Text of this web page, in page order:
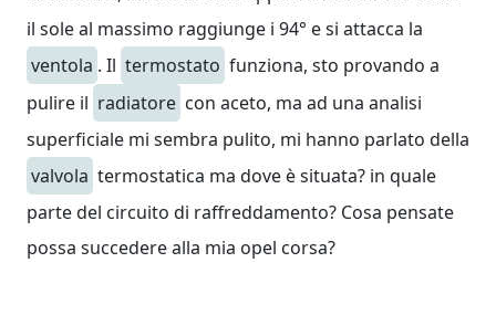
il sole al massimo raggiunge i 94° e si attacca la
ventola . Il termostato funziona, sto provando a
pulire il radiatore con aceto, ma ad una analisi
superficiale mi sembra pulito, mi hanno parlato della
valvola termostatica ma dove è situata? in quale
parte del circuito di raffreddamento? Cosa pensate
possa succedere alla mia opel corsa?